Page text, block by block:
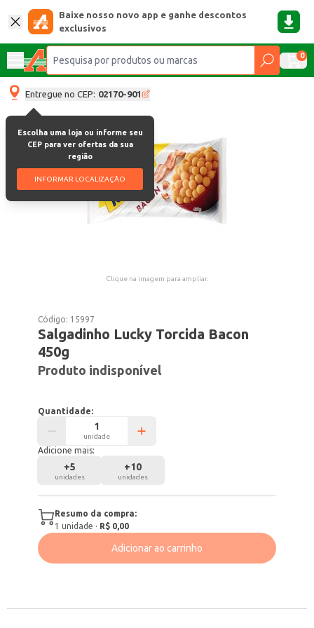
Baixe nosso novo app e ganhe descontos
exclusivos
0
Entregue no CEP: 02170-901
Escolha uma loja ou informe seu
CEP para ver ofertas da sua
região
INFORMAR LOCALIZAÇÃO
Clique na imagem para ampliar.
Código: 15997
Salgadinho Lucky Torcida Bacon
450g
Produto indisponível
Quantidade:
unidade
Adicione mais:
+5
unidades
+10
unidades
Resumo da compra:
1 unidade · R$ 0,00
Adicionar ao carrinho